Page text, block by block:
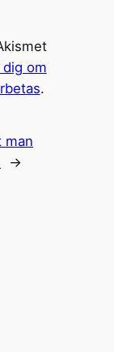
dig om
.
man
→